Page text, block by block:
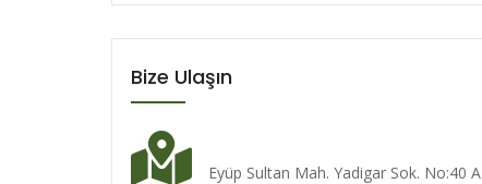
Bize Ulaşın
Eyüp Sultan Mah. Yadigar Sok. No:40 A